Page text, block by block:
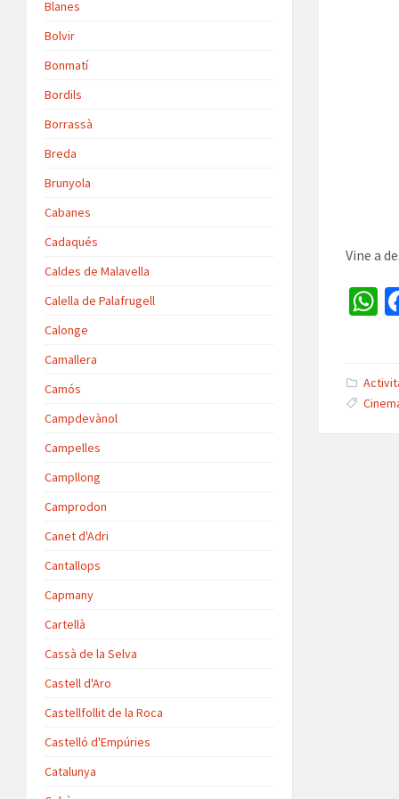
Vine a
p
p
Blanes
Bolvir
Bonmatí
Bordils
Borrassà
Breda
Brunyola
Cabanes
Cadaqués
Caldes de Malavella
Calella de Palafrugell
Calonge
Camallera
Camós
Campdevànol
Campelles
Campllong
Camprodon
Canet d'Adri
Cantallops
Capmany
Cartellà
Cassà de la Selva
Castell d'Aro
Castellfollit de la Roca
Castelló d'Empúries
Catalunya